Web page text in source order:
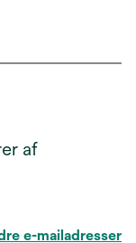
af
e-mailadresser